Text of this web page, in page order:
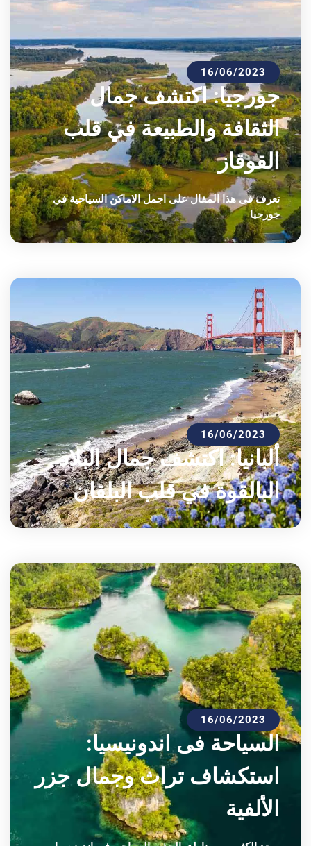
16/06/2023
جورجيا: اكتشف جمال
الثقافة والطبيعة في قلب
القوقاز
تعرف فى هذا المقال على اجمل الاماكن السياحية في
جورجيا
16/06/2023
ألبانيا: اكتشف جمال البلاد
البالقوة في قلب البلقان
16/06/2023
السياحة فى اندونيسيا:
استكشاف تراث وجمال جزر
الألفية